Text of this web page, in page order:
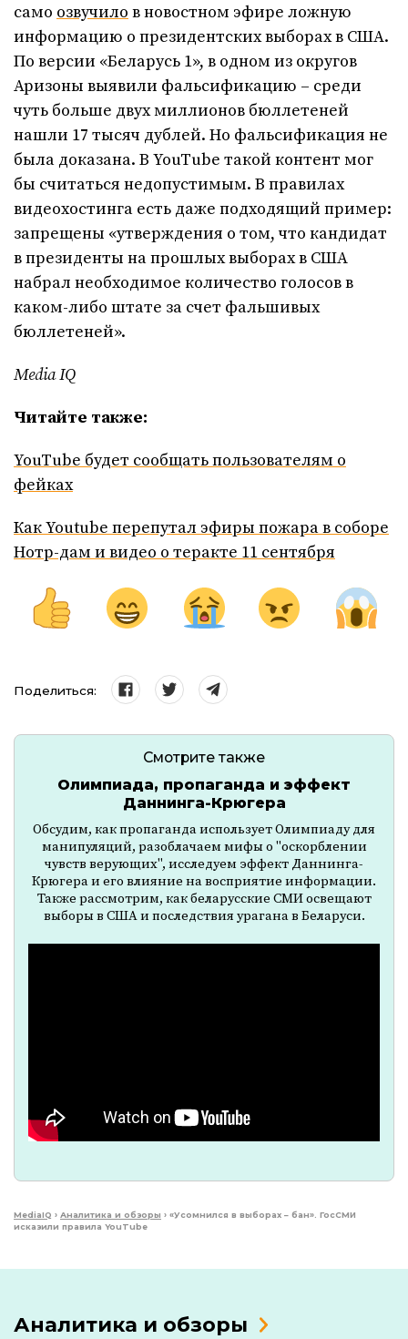
само озвучило в новостном эфире ложную
информацию о президентских выборах в США.
По версии «Беларусь 1», в одном из округов
Аризоны выявили фальсификацию – среди
чуть больше двух миллионов бюллетеней
нашли 17 тысяч дублей. Но фальсификация не
была доказана. В YouTube такой контент мог
бы считаться недопустимым. В правилах
видеохостинга есть даже подходящий пример:
запрещены «утверждения о том, что кандидат
в президенты на прошлых выборах в США
набрал необходимое количество голосов в
каком-либо штате за счет фальшивых
бюллетеней».
Media IQ
Читайте также:
YouTube будет сообщать пользователям о
фейках
Как Youtube перепутал эфиры пожара в соборе
Нотр-дам и видео о теракте 11 сентября
Поделиться:
Смотрите также
Олимпиада, пропаганда и эффект
Даннинга-Крюгера
Обсудим, как пропаганда использует Олимпиаду для
манипуляций, разоблачаем мифы о "оскорблении
чувств верующих", исследуем эффект Даннинга-
Крюгера и его влияние на восприятие информации.
Также рассмотрим, как беларусские СМИ освещают
выборы в США и последствия урагана в Беларуси.
MediaIQ › Аналитика и обзоры › «Усомнился в выборах – бан». ГосСМИ
исказили правила YouTube
Аналитика и обзоры